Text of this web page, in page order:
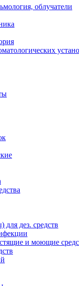
облучатели
дез. средств
и моющие